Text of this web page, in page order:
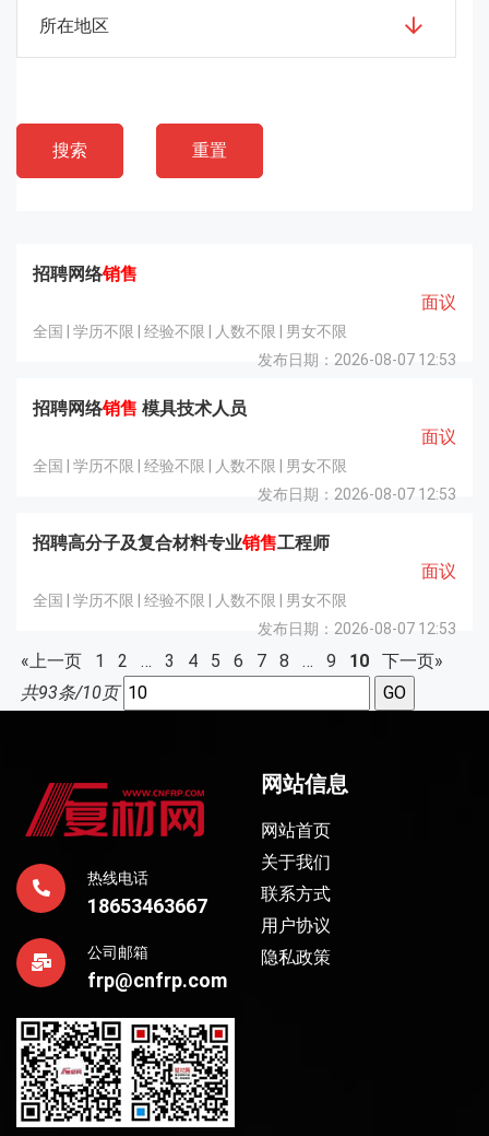
所在地区
搜索 重置
招聘网络销售
面议
全国 | 学历不限 | 经验不限 | 人数不限 | 男女不限
发布日期：2026-08-07 12:53
招聘网络销售 模具技术人员
面议
全国 | 学历不限 | 经验不限 | 人数不限 | 男女不限
发布日期：2026-08-07 12:53
招聘高分子及复合材料专业销售工程师
面议
全国 | 学历不限 | 经验不限 | 人数不限 | 男女不限
发布日期：2026-08-07 12:53
«上一页 1 2 … 3 4 5 6 7 8 … 9 10
下一页»
共93条/10页
热线电话
18653463667
公司邮箱
frp@cnfrp.com
网站信息
网站首页
关于我们
联系方式
用户协议
隐私政策